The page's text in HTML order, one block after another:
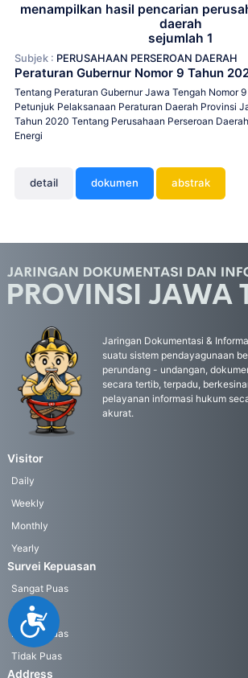
Accessibility
menampilkan hasil pencarian
daerah
sejumlah 1
Subjek : PERUSAHAAN PERSEROAN DAERAH
Peraturan Gubernur Nomor 9 Tahun
Tentang Peraturan Gubernur Jawa Tengah Nomor
Petunjuk Pelaksanaan Peraturan Daerah Provinsi
Tahun 2020 Tentang Perusahaan Perseroan
Energi
detail dokumen abstrak
Jaringan Dokumentasi &
suatu sistem pendayagunaan
perundang - undangan,
secara tertib, terpadu,
pelayanan informasi hukum
akurat.
Visitor
Daily
Weekly
Monthly
Yearly
Survei Kepuasan
Sangat Puas
Puas
Kurang Puas
Tidak Puas
Address